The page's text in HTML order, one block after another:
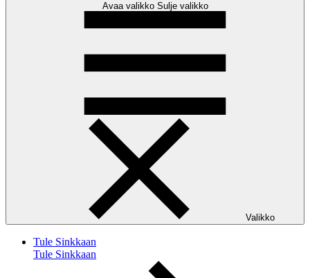
Avaa valikko Sulje valikko
Valikko
Tule Sinkkaan
Tule Sinkkaan